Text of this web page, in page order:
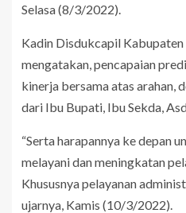
Selasa (8/3/2022).
Kadin Disdukcapil
mengatakan, pencapaian
kinerja bersama atas arahan,
dari Ibu Bupati, Ibu Sekda,
“Serta harapannya ke depan
melayani dan meningkatan
Khususnya pelayanan
ujarnya, Kamis (10/3/2022).